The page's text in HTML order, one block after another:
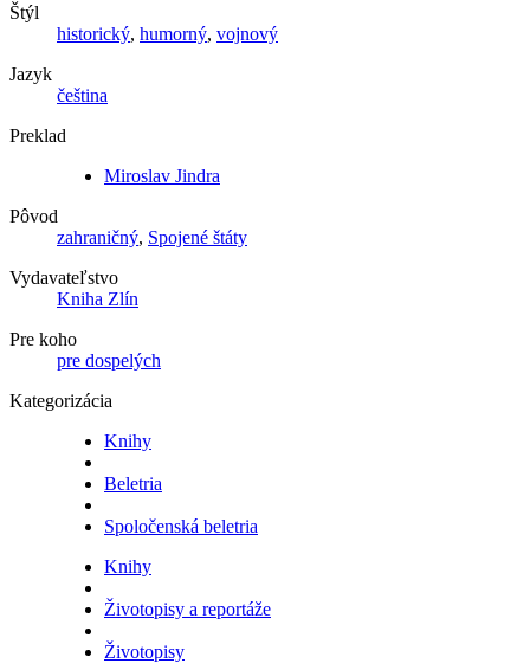
Štýl
historický, humorný, vojnový
Jazyk
čeština
Preklad
Miroslav Jindra
Pôvod
zahraničný, Spojené štáty
Vydavateľstvo
Kniha Zlín
Pre koho
pre dospelých
Kategorizácia
Knihy
Beletria
Spoločenská beletria
Knihy
Životopisy a reportáže
Životopisy